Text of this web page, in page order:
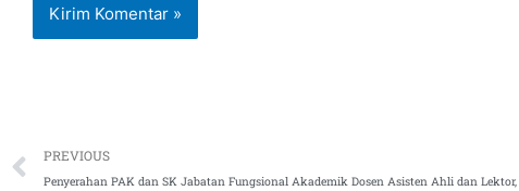
Prev
PREVIOUS
Penyerahan PAK dan SK Jabatan Fungsional Akademik Dosen Asisten Ahli dan Lektor,